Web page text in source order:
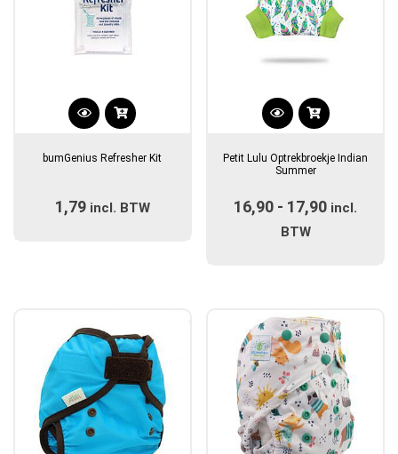
bumGenius Refresher Kit
1,79 incl. BTW
Dit
heeft
variaties.
Deze
worden
op
de
productpagina
Petit Lulu Optrekbroekje Indian
Summer
16,90 - 17,90 incl.
BTW